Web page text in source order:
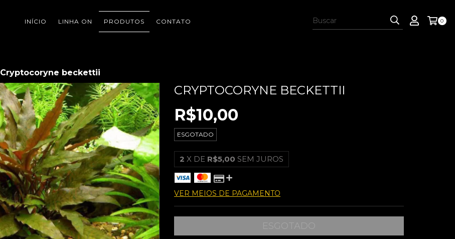
INÍCIO LINHA ON PRODUTOS CONTATO 0
Cryptocoryne beckettii
CRYPTOCORYNE BECKETTII
R$10,00
ESGOTADO
2 X DE R$5,00 SEM JUROS
VER MEIOS DE PAGAMENTO